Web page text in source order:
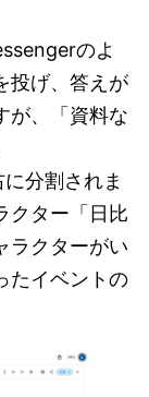
のよ
投げ、答えが
が、「資料な
分割されま
クター「日比
ラクターがい
たイベントの